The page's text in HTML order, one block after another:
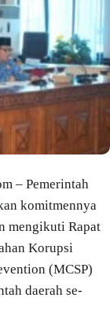
– Pemerintah
komitmennya
mengikuti Rapat
Korupsi
(MCSP)
daerah se-